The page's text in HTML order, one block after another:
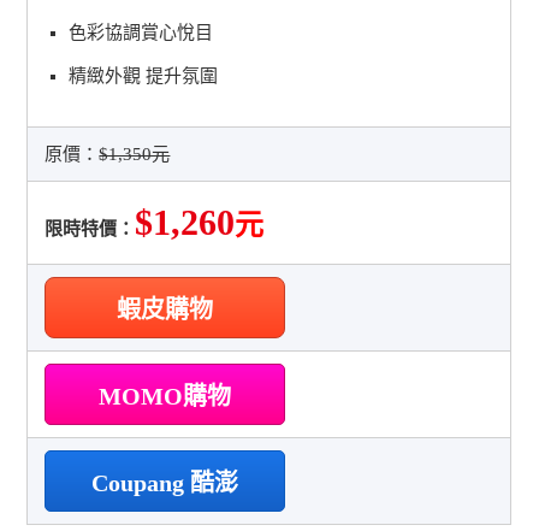
色彩協調賞心悅目
精緻外觀 提升氛圍
原價：$1,350元
限時特價： $1,260元
蝦皮購物
MOMO購物
Coupang 酷澎